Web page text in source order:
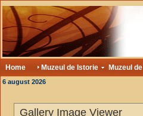
Home Muzeul de Istorie Muzeul
6 august 2026
Gallery Image Viewer